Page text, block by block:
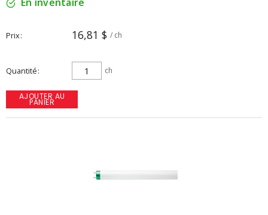
Prix 16,81 $ / ch
Quantité ch
AJOUTER AU
PANIER